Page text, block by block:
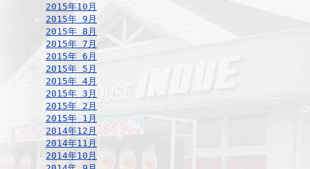
2015年10月
2015年 9月
2015年 8月
2015年 7月
2015年 6月
2015年 5月
2015年 4月
2015年 3月
2015年 2月
2015年 1月
2014年12月
2014年11月
2014年10月